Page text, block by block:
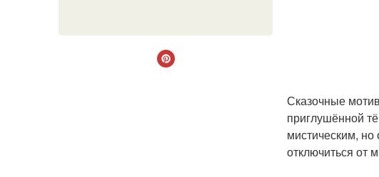
Сказочные
приглушённой
мистическим,
отключиться от